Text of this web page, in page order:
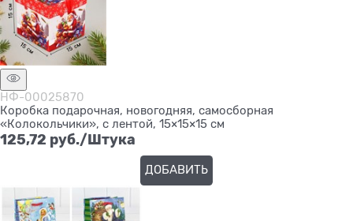
НФ-00025870
Коробка подарочная, новогодняя, самосборная
«Колокольчики», с лентой, 15×15×15 см
125,72 руб./Штука
ДОБАВИТЬ